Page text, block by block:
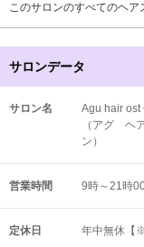
このサロンのすべてのヘア
サロンデータ
サロン名
Agu hair ost
（アグ ヘ
ン）
営業時間 9時～21時
定休日 年中無休【